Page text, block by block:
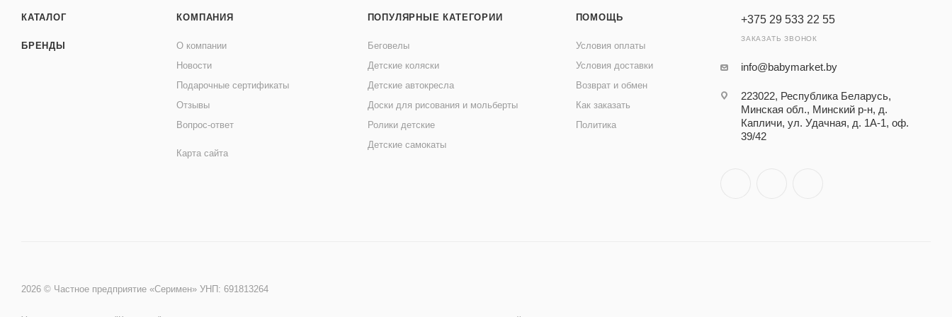
КАТАЛОГ
БРЕНДЫ
КОМПАНИЯ
О компании
Новости
Подарочные сертификаты
Отзывы
Вопрос-ответ
Карта сайта
ПОПУЛЯРНЫЕ КАТЕГОРИИ
Беговелы
Детские коляски
Детские автокресла
Доски для рисования и мольберты
Ролики детские
Детские самокаты
ПОМОЩЬ
Условия оплаты
Условия доставки
Возврат и обмен
Как заказать
Политика
+375 29 533 22 55
ЗАКАЗАТЬ ЗВОНОК
info@babymarket.by
223022, Республика Беларусь,
Минская обл., Минский р-н, д.
Капличи, ул. Удачная, д. 1А-1, оф.
39/42
2026 © Частное предприятие «Серимен» УНП: 691813264